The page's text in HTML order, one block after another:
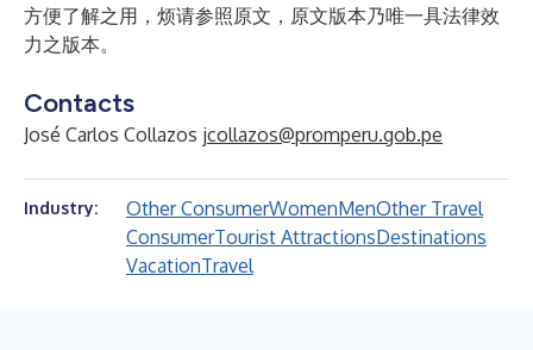
方便了解之用，烦请参照原文，原文版本乃唯一具法律效
力之版本。
Contacts
José Carlos Collazos jcollazos@promperu.gob.pe
Industry: Other ConsumerWomenMenOther Travel
ConsumerTourist AttractionsDestinations
VacationTravel